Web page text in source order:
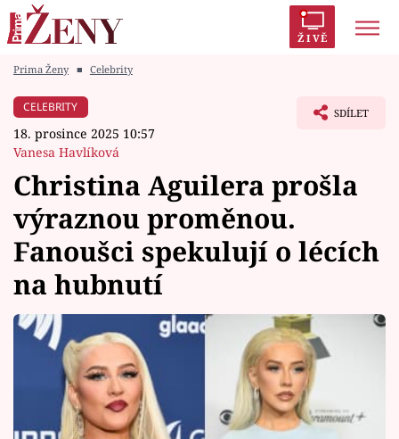
ŽIVĚ
Módní alarm
Témata
Celebrity
Vztahy
Seriály
Horoskopy
Prima Ženy ■ Celebrity
CELEBRITY
18. prosince 2025 10:57
Vanesa Havlíková
SDÍLET
Christina Aguilera prošla
výraznou proměnou.
Fanoušci spekulují o lécích
na hubnutí